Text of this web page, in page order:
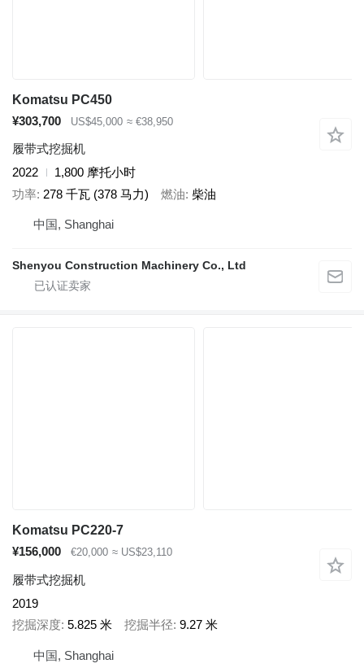
Komatsu PC450
¥303,700
US$45,000 ≈ €38,950
履带式挖掘机
2022
1,800 摩托小时
功率 278 千瓦 (378 马力) 燃油 柴油
中国, Shanghai
Shenyou Construction Machinery Co., Ltd
Komatsu PC220-7
¥156,000
€20,000 ≈ US$23,110
履带式挖掘机
2019
挖掘深度 5.825 米 挖掘半径 9.27 米
中国, Shanghai